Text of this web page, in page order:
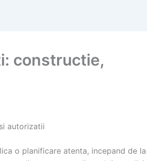
constructie,
autorizatii
o planificare atenta, incepand de la